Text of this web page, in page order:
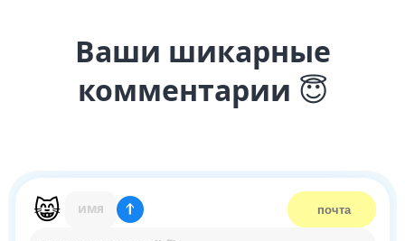
Ваши шикарные
комментарии 😇